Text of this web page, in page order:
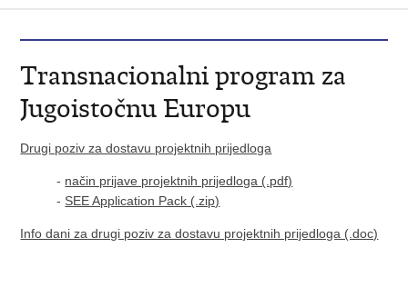
Transnacionalni program za
Jugoistočnu Europu
Drugi poziv za dostavu projektnih prijedloga
- način prijave projektnih prijedloga (.pdf)
- SEE Application Pack (.zip)
Info dani za drugi poziv za dostavu projektnih prijedloga (.doc)